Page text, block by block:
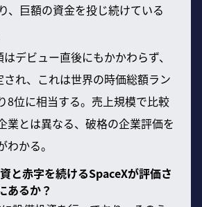
、巨額の資金を投じ続けている
デビュー直後にもかかわらず、
れ、これは世界の時価総額ラン
8位に相当する。売上規模で比較
業とは異なる、破格の企業評価を
かる。
と赤字を続けるSpaceXが評価さ
あるか？